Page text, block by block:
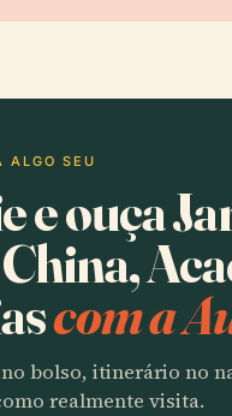
ALGO SEU
e ouça
com a
bolso, itinerário no
realmente visita.